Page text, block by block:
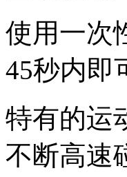
使用一次
45秒内即
特有的运
不断高速